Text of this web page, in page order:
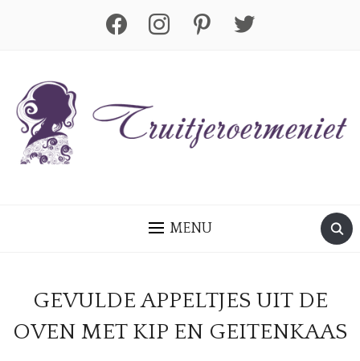
facebook instagram pinterest twitter
MENU
GEVULDE APPELTJES UIT DE
OVEN MET KIP EN GEITENKAAS